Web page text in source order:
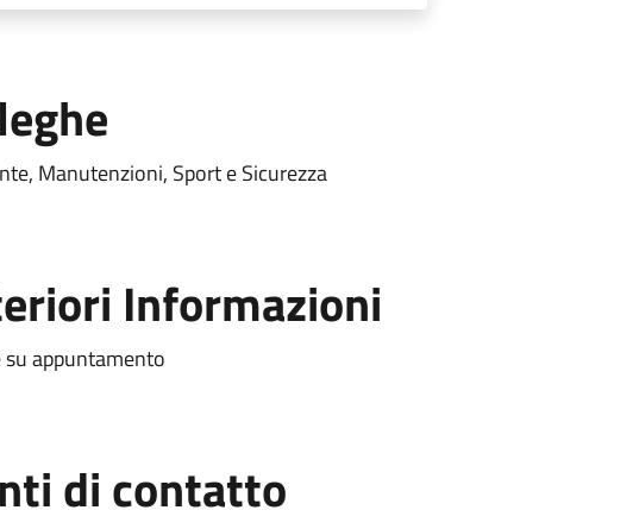
Manutenzioni, Sport e Sicurezza
Informazioni
su appuntamento
di contatto